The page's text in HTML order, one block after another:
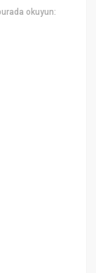
okuyun: